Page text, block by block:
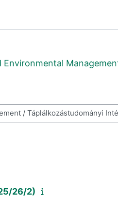
Environmental
26/2)